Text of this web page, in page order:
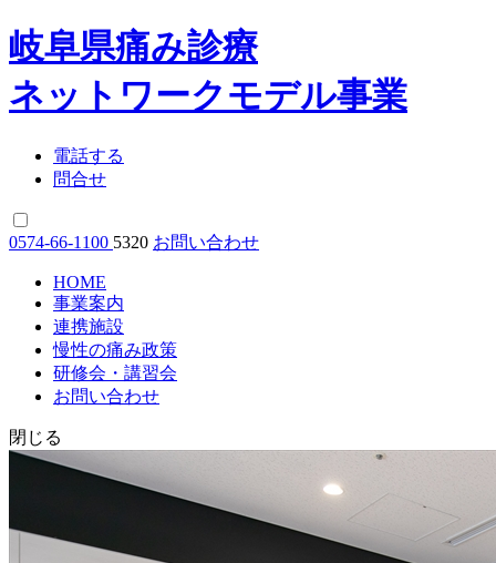
岐阜県痛み診療
ネットワークモデル事業
電話する
問合せ
0574-66-1100 5320 お問い合わせ
HOME
事業案内
連携施設
慢性の痛み政策
研修会・講習会
お問い合わせ
閉じる